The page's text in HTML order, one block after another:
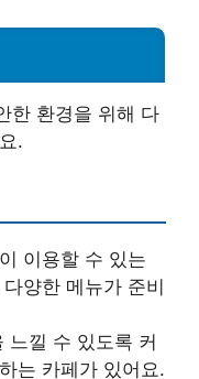
한 환경을 위해 다
.
이용할 수 있는
양한 메뉴가 준비
느낄 수 있도록 커
는 카페가 있어요.